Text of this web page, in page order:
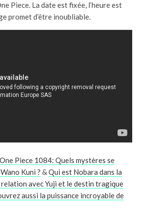
Piece. La date est fixée, l’heure est
promet d’être inoubliable.
One Piece 1084: Quels mystères se
Kuni ? &Qui est Nobara dans la
avec Yuji et le destin tragique
aussi la puissance incroyable de